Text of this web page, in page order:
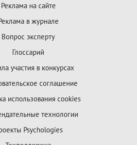
Реклама на сайте
в журнале
Вопрос эксперту
Глоссарий
участия в конкурсах
соглашение
использования cookies
технологии
Psychologies